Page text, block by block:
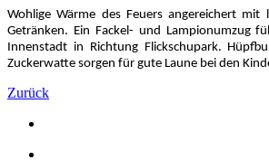
Wohlige Wärme des Feuers angereichert mit
Getränken. Ein Fackel- und Lampionumzug
Innenstadt in Richtung Flickschupark.
Zuckerwatte sorgen für gute Laune bei den
Zurück